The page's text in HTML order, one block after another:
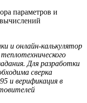
параметров и
и онлайн-калькулятор
Для разработки
сверка
и верификация в